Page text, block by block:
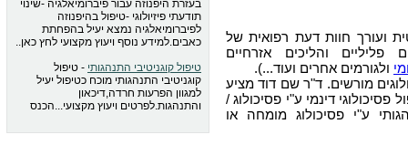
ועורך חוות דעת רפואית של
והליכים אזרחיים
ולגורמים אחרים ועוד...).
מורשים. ד"ר שם דוד מציע
דינמי ע"י פסיכולוג /
ע"י פסיכולוג מומחה או
בעזרת היפנוזה עבור פיברומיאלגיה -שינוי
תודעתי פיזיולוגי -טיפול בהיפנוזה
לפיברומיאלגיה נמצא יעיל בהפחתת
כאבים.למידע נוסף ויעוץ מקצועי לחץ כאן..
טיפול קוגניטיבי התנהגותי - טיפול
קוגניטיבי התנהגותי מוכח כטיפול יעיל
למגוון הפרעות חרדה,דיכאון
והתנהגות.לפרטים ויעוץ מקצועי...הכנס